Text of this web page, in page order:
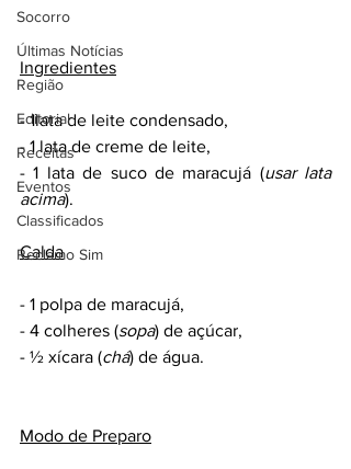
Socorro
Últimas Notícias
Região
Editorial
Receitas
Eventos
Classificados
Reclamo Sim
Ingredientes
- 1lata de leite condensado,
- 1 lata de creme de leite,
- 1 lata de suco de maracujá (usar lata
acima).
Calda
- 1 polpa de maracujá,
- 4 colheres (sopa) de açúcar,
- ½ xícara (chá) de água.
Modo de Preparo